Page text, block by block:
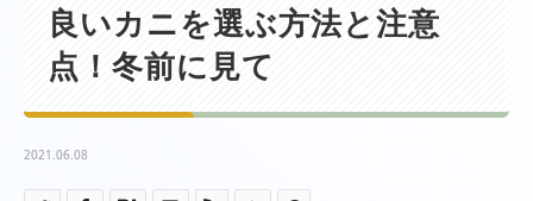
良いカニを選ぶ方法と注意
点！冬前に見て
2021.06.08